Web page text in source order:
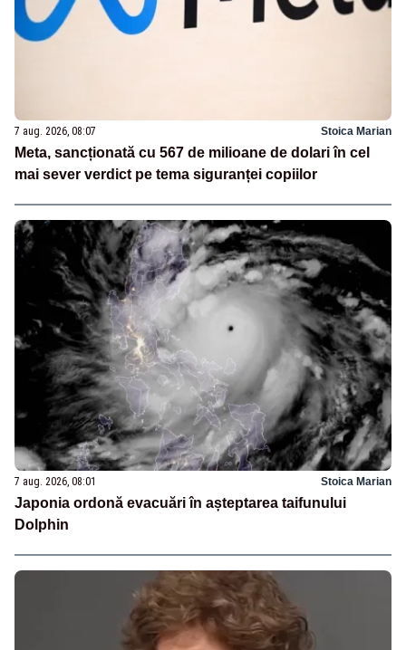
7 aug. 2026, 08:07 Stoica Marian
Meta, sancționată cu 567 de milioane de dolari în cel
mai sever verdict pe tema siguranței copiilor
7 aug. 2026, 08:01 Stoica Marian
Japonia ordonă evacuări în așteptarea taifunului
Dolphin